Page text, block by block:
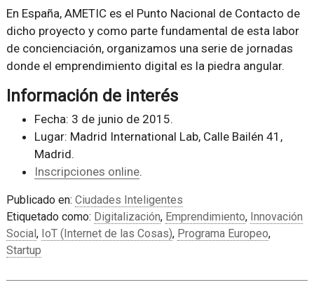
En España, AMETIC es el Punto Nacional de Contacto de
dicho proyecto y como parte fundamental de esta labor
de concienciación, organizamos una serie de jornadas
donde el emprendimiento digital es la piedra angular.
Información de interés
Fecha: 3 de junio de 2015.
Lugar: Madrid International Lab, Calle Bailén 41,
Madrid.
Inscripciones online.
Publicado en: Ciudades Inteligentes
Etiquetado como: Digitalización, Emprendimiento, Innovación
Social, IoT (Internet de las Cosas), Programa Europeo,
Startup